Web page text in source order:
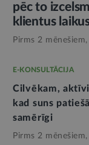
pēc to
klientus
Pirms 2 mēnešiem,
E-KONSULTĀCIJA
Cilvēkam,
kad suns
samērīgi
Pirms 2 mēnešiem,